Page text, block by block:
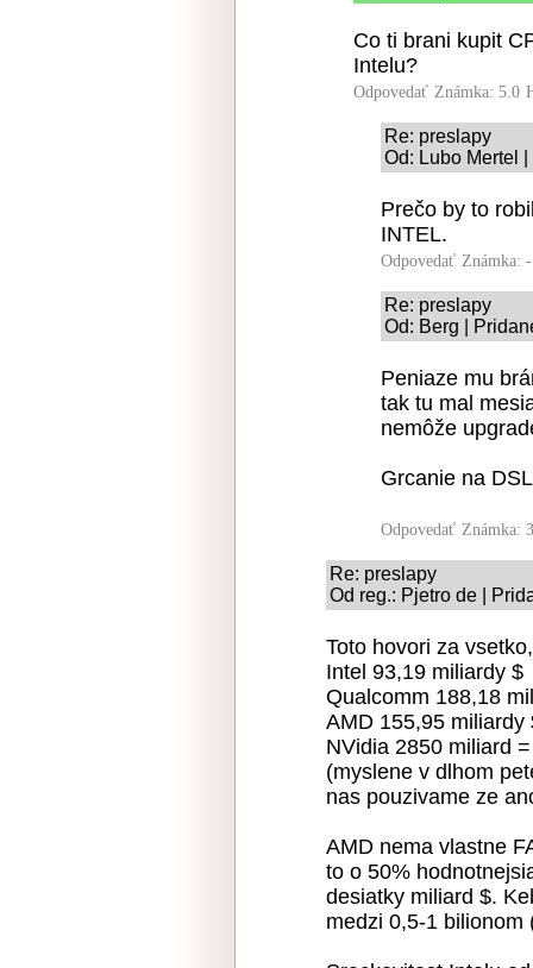
Co ti brani kupit
Intelu?
Odpovedať Známka: 5.0
Re: preslapy
Od: Lubo Mertel
Prečo by to
INTEL.
Odpovedať Známka:
Re: preslapy
Od: Berg |
Peniaze mu
tak tu mal
nemôže
Grcanie na
Odpovedať Známka:
Re: preslapy
Od reg.: Pjetro de |
Toto hovori za
Intel 93,19 miliardy $
Qualcomm 188,18
AMD 155,95 miliardy
NVidia 2850 miliard
(myslene v dlhom
nas pouzivame ze
AMD nema vlastne
to o 50%
desiatky miliard $.
medzi 0,5-1 bilionom